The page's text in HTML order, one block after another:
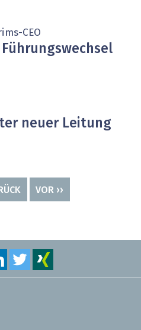
CEO
neuer Leitung
NÄCHSTE
VOR ››